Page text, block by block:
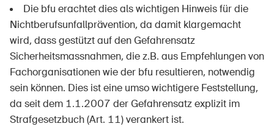
Newsletter abonnieren
Die bfu erachtet dies als wichtigen Hinweis für die
Nichtberufsunfallprävention, da damit klargemacht
wird, dass gestützt auf den Gefahrensatz
Sicherheitsmassnahmen, die z.B. aus Empfehlungen von
Fachorganisationen wie der bfu resultieren, notwendig
sein können. Dies ist eine umso wichtigere Feststellung,
da seit dem 1.1.2007 der Gefahrensatz explizit im
Strafgesetzbuch (Art. 11) verankert ist.